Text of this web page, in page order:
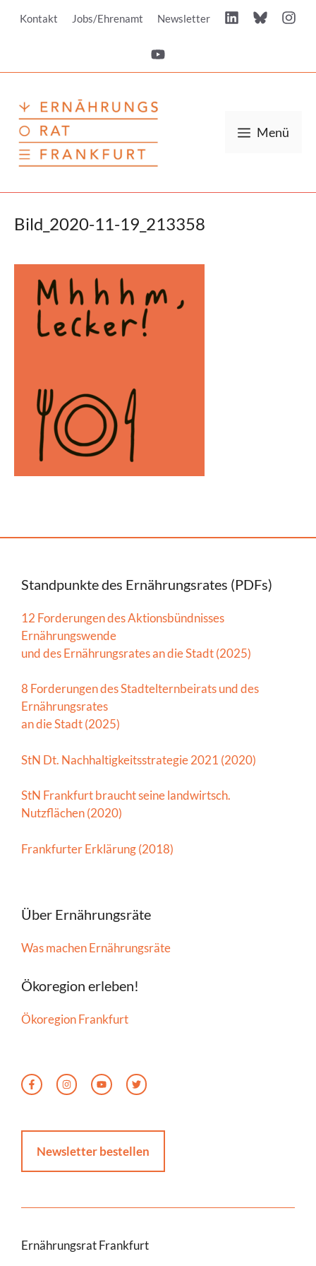
InhaltKontakt Jobs/Ehrenamt Newsletter
Menü
Bild_2020-11-19_213358
Standpunkte des Ernährungsrates (PDFs)
12 Forderungen des Aktionsbündnisses
Ernährungswende
und des Ernährungsrates an die Stadt (2025)
8 Forderungen des Stadtelternbeirats und des
Ernährungsrates
an die Stadt (2025)
StN Dt. Nachhaltigkeitsstrategie 2021 (2020)
StN Frankfurt braucht seine landwirtsch.
Nutzflächen (2020)
Frankfurter Erklärung (2018)
Über Ernährungsräte
Was machen Ernährungsräte
Ökoregion erleben!
Ökoregion Frankfurt
Newsletter bestellen
Ernährungsrat Frankfurt